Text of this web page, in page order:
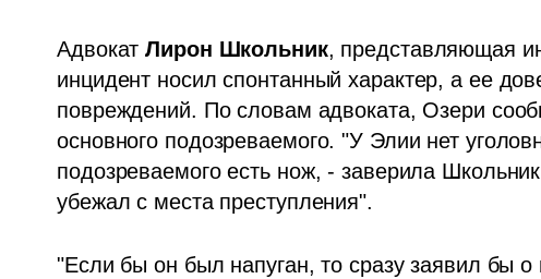
Адвокат Лирон Школьник, представляющая
инцидент носил спонтанный характер, а ее
повреждений. По словам адвоката, Озери
основного подозреваемого. "У Элии нет
подозреваемого есть нож, - заверила
убежал с места преступления".
"Если бы он был напуган, то сразу заявил бы